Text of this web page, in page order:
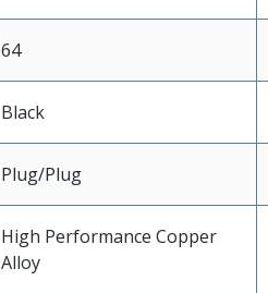
64
Black
Plug/Plug
High Performance Copper
Alloy